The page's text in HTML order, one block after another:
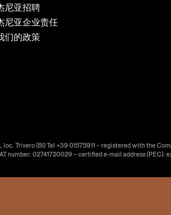
尼亚招聘
尼亚企业责任
们的政策
Trivero (BI) Tel +39 01575911 – registered with the
number: 02741720029 – certified e-mail address (PEC):